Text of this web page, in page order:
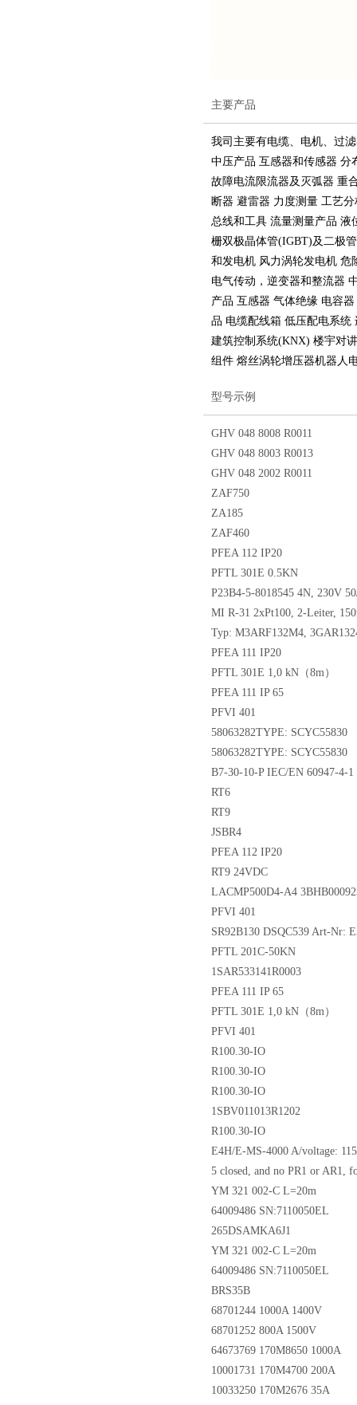
主要产品
我司主要有电缆、电机、过
中压产品 互感器和传感器 分
故障电流限流器及灭弧器 重
断器 避雷器 力度测量 工艺
总线和工具 流量测量产品 液
栅双极晶体管(IGBT)及二极
和发电机 风力涡轮发电机 危
电气传动，逆变器和整流器
产品 互感器 气体绝缘 电容
品 电缆配线箱 低压配电系统
建筑控制系统(KNX) 楼宇对
组件 熔丝涡轮增压器机器人
型号示例
GHV 048 8008 R0011
GHV 048 8003 R0013
GHV 048 2002 R0011
ZAF750
ZA185
ZAF460
PFEA 112 IP20
PFTL 301E 0.5KN
P23B4-5-8018545 4N, 230V
MI R-31 2xPt100, 2-Leiter,
Typ: M3ARF132M4,
PFEA 111 IP20
PFTL 301E 1,0 kN（8m）
PFEA 111 IP 65
PFVI 401
58063282TYPE: SCYC55830
58063282TYPE: SCYC55830
B7-30-10-P IEC/EN 60947-4-1
RT6
RT9
JSBR4
PFEA 112 IP20
RT9 24VDC
LACMP500D4-A4
PFVI 401
SR92B130 DSQC539 Art-Nr:
PFTL 201C-50KN
1SAR533141R0003
PFEA 111 IP 65
PFTL 301E 1,0 kN（8m）
PFVI 401
R100.30-IO
R100.30-IO
R100.30-IO
1SBV011013R1202
R100.30-IO
E4H/E-MS-4000 A/voltage:
5 closed, and no PR1 or AR1,
YM 321 002-C L=20m
64009486 SN:7110050EL
265DSAMKA6J1
YM 321 002-C L=20m
64009486 SN:7110050EL
BRS35B
68701244 1000A 1400V
68701252 800A 1500V
64673769 170M8650 1000A
10001731 170M4700 200A
10033250 170M2676 35A